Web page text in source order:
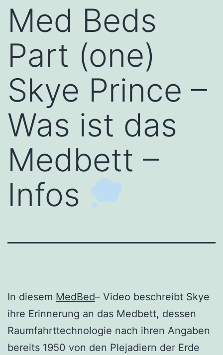
Med Beds
Part (one)
Skye Prince –
Was ist das
Medbett –
Infos
In diesem MedBed– Video beschreibt Skye
ihre Erinnerung an das Medbett, dessen
Raumfahrttechnologie nach ihren Angaben
bereits 1950 von den Plejadiern der Erde